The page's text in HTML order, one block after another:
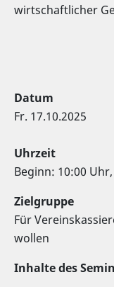
wirtschaftlicher
Datum
Fr. 17.10.2025
Uhrzeit
Beginn: 10:00
Zielgruppe
Für
wollen
Inhalte des